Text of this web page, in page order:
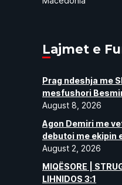
Lajmet e
Prag ndeshja me
mesfushori
August 8, 2026
Agon Demiri me
debutoi me ekipin
August 2, 2026
MIQËSORE |
LIHNIDOS 3:1